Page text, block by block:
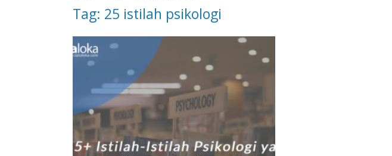
Tag: 25 istilah psikologi